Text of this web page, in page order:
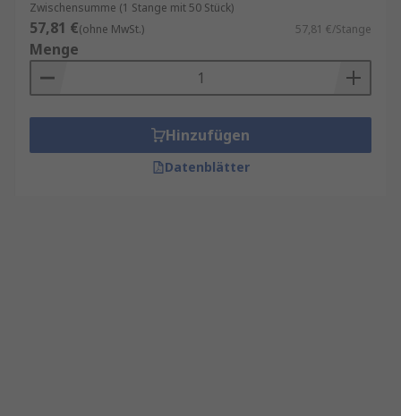
Zwischensumme (1 Stange mit 50 Stück)
57,81 €(ohne MwSt.) 57,81 €/Stange
Menge
Hinzufügen
Datenblätter